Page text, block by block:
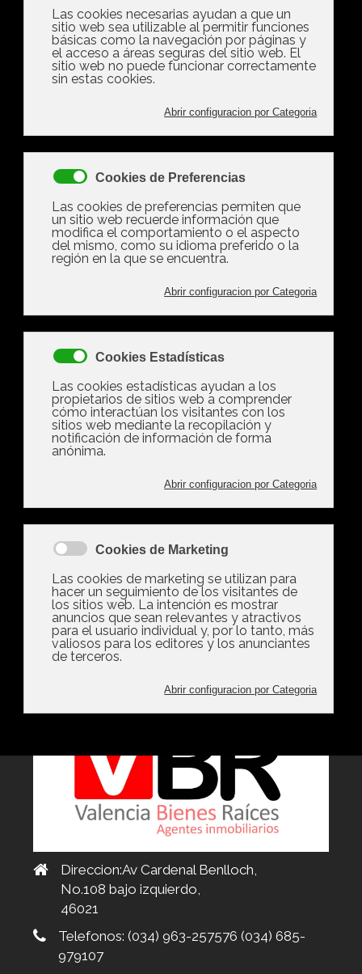
Quieres Comprar
CompraCON GARANTIA, pertenecemos a la MLS
Valencia SIC que te garantiza el acceso a una amplia
gama de propiedades en toda Valencia y sus
mereces, tendrás acceso a toda la información que
puedas necesitar, y a la información que por nuestra
amplia experiencia sabremos que necesitarás, y
trabajaremos para conseguirla y dártela, como por
encargamos que todo este a punto. licencias,
certificados, estarás informado de todos los gastos
que te atañen como comprador, solo tendras que
ubicar en tu agenda el dia que te conviene firmar, sin
necesitar financiamiento nos encargamos de poner a
tu disposición una amplia gama de productos para
que puedas elegir el que más se adecua a tus
necesidades.
Buscar Propiedades
Direccion:Av Cardenal Benlloch,
No.108 bajo izquierdo,
46021
Telefonos:(034) 963-257576 (034) 685-
979107